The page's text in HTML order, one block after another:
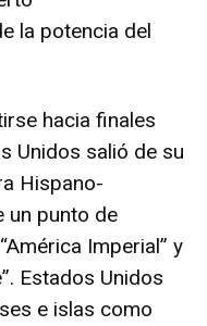
la potencia del
hacia finales
Unidos salió de su
Hispano-
un punto de
Imperial” y
Estados Unidos
e islas como